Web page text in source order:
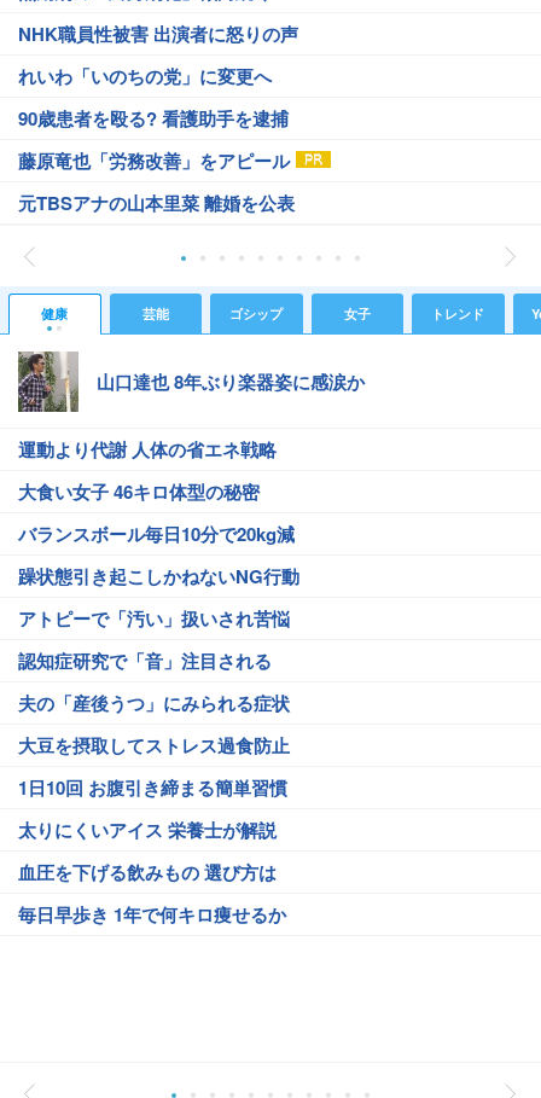
NHK職員性被害 出演者に怒りの声
れいわ「いのちの党」に変更へ
90歳患者を殴る? 看護助手を逮捕
藤原竜也「労務改善」をアピール
元TBSアナの山本里菜 離婚を公表
健康 芸能 ゴシップ 女子 トレンド
山口達也 8年ぶり楽器姿に感涙か
運動より代謝 人体の省エネ戦略
大食い女子 46キロ体型の秘密
バランスボール毎日10分で20kg減
躁状態引き起こしかねないNG行動
アトピーで「汚い」扱いされ苦悩
認知症研究で「音」注目される
夫の「産後うつ」にみられる症状
大豆を摂取してストレス過食防止
1日10回 お腹引き締まる簡単習慣
太りにくいアイス 栄養士が解説
血圧を下げる飲みもの 選び方は
毎日早歩き 1年で何キロ痩せるか